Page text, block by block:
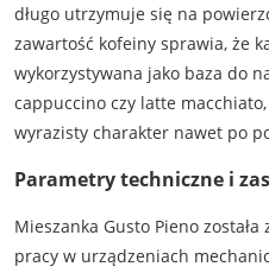
długo utrzymuje się na
zawartość kofeiny sprawia, że
wykorzystywana jako baza do
cappuccino czy latte
wyrazisty charakter nawet po
Parametry techniczne i
Mieszanka Gusto Pieno
pracy w urządzeniach